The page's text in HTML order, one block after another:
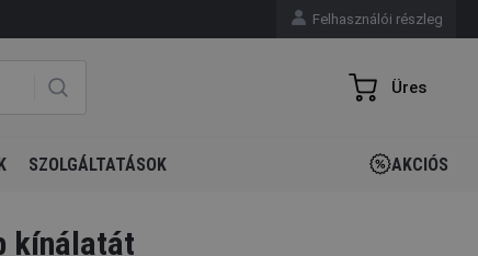
Felhasználói részleg
Üres
SZOLGÁLTATÁSOK AKCIÓS
kínálatát